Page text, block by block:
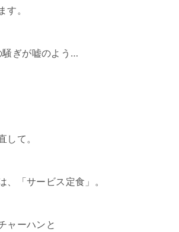
す。
ぎが嘘のよう…
して。
、「サービス定食」。
ャーハンと